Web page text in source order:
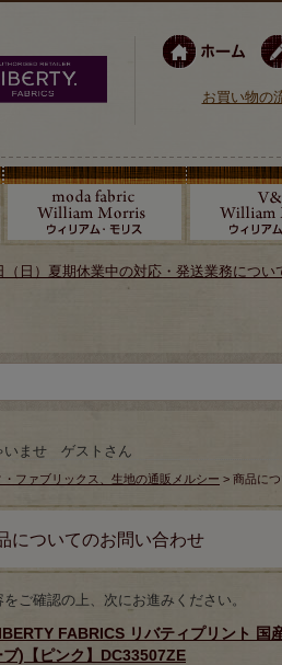
お買い物の
日）夏期休業中の対応・発送業務につい
いませ ゲストさん
・ファブリックス、生地の通販メルシー > 商品に
についてのお問い合わせ
ご確認の上、次にお進みください。
FABRICS リバティプリント 国
ブ)【ピンク】DC33507ZE